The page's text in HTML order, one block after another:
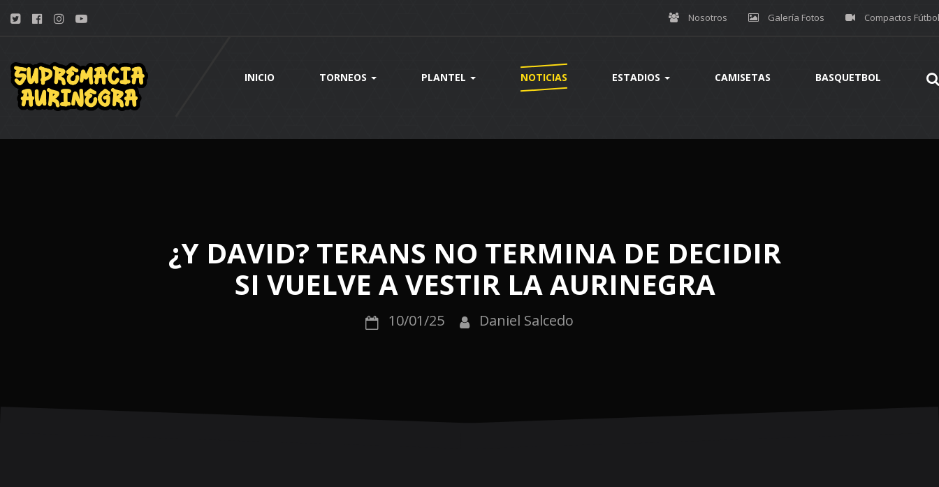
Nosotros Galería Fotos Compactos Fútbol
INICIO TORNEOS PLANTEL NOTICIAS ESTADIOS CAMISETAS BASQUETBOL
¿Y DAVID? TERANS NO TERMINA DE DECIDIR
SI VUELVE A VESTIR LA AURINEGRA
10/01/25 Daniel Salcedo